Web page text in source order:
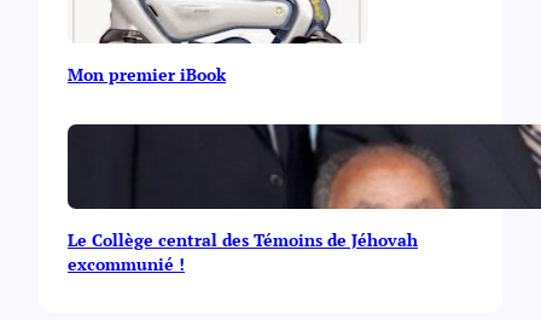
Mon premier iBook
Le Collège central des Témoins de Jéhovah
excommunié !